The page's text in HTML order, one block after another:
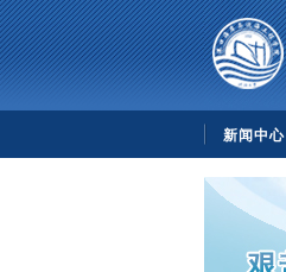
新闻中心